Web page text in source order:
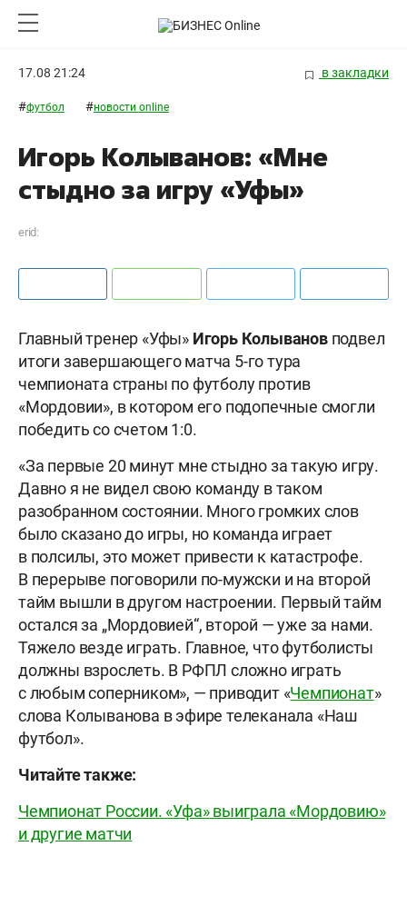
17.08 21:24 в закладки
#футбол #новости online
Игорь Колыванов: «Мне
стыдно за игру «Уфы»
erid:
Главный тренер «Уфы» Игорь Колывановподвел
итоги завершающего матча 5-го тура
чемпионата страны по футболу против
«Мордовии», в котором его подопечные смогли
победить со счетом 1:0.
«За первые 20 минут мне стыдно за такую игру.
Давно я не видел свою команду в таком
разобранном состоянии. Много громких слов
было сказано до игры, но команда играет
в полсилы, это может привести к катастрофе.
В перерыве поговорили по-мужски и на второй
тайм вышли в другом настроении. Первый тайм
остался за „Мордовией“, второй — уже за нами.
Тяжело везде играть. Главное, что футболисты
должны взрослеть. В РФПЛ сложно играть
с любым соперником», — приводит «Чемпионат»
слова Колыванова в эфире телеканала «Наш
футбол».
Читайте также:
Чемпионат России. «Уфа» выиграла «Мордовию»
и другие матчи